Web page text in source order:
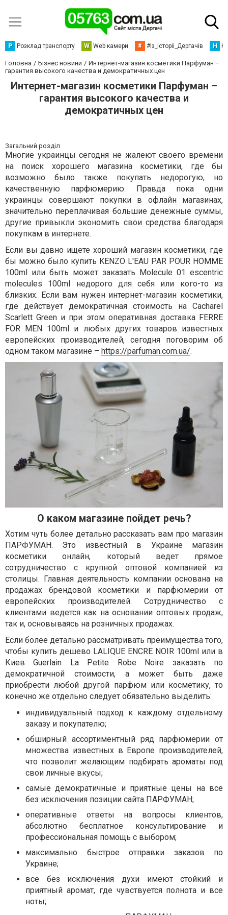
Р Розклад транспорту W Web камери # #Із_історіі_Дергачів Н
Головна Бізнес новини
Интернет-магазин косметики Парфуман –
гарантия высокого качества и демократичных цен
Интернет-магазин косметики Парфуман –
гарантия высокого качества и
демократичных цен
Загальний розділ
Многие украинцы сегодня не жалеют своего времени
на поиск хорошего магазина косметики, где бы
возможно было также покупать недорогую, но
качественную парфюмерию. Правда пока одни
украинцы совершают покупки в офлайн магазинах,
значительно переплачивая большие денежные суммы,
другие привыкли экономить свои средства благодаря
покупкам в интернете.
Если вы давно ищете хороший магазин косметики, где
бы можно было купить KENZO L'EAU PAR POUR HOMME
100ml или быть может заказать Molecule 01 escentric
molecules 100ml недорого для себя или кого-то из
близких. Если вам нужен интернет-магазин косметики,
где действует демократичная стоимость на Cacharel
Scarlett Green и при этом оперативная доставка FERRE
FOR MEN 100ml и любых других товаров известных
европейских производителей, сегодня поговорим об
одном таком магазине – https://parfuman.com.ua/.
О каком магазине пойдет речь?
Хотим чуть более детально рассказать вам про магазин
ПАРФУМАН. Это известный в Украине магазин
косметики онлайн, который ведет прямое
сотрудничество с крупной оптовой компанией из
столицы. Главная деятельность компании основана на
продажах брендовой косметики и парфюмерии от
европейских производителей. Сотрудничество с
клиентами ведется как на основании оптовых продаж,
так и, основываясь на розничных продажах.
Если более детально рассматривать преимущества того,
чтобы купить дешево LALIQUE ENCRE NOIR 100ml или в
Киев Guerlain La Petite Robe Noire заказать по
демократичной стоимости, а может быть даже
приобрести любой другой парфюм или косметику, то
конечно же отдельно следует обязательно выделить:
индивидуальный подход к каждому отдельному
заказу и покупателю;
обширный ассортиментный ряд парфюмерии от
множества известных в Европе производителей,
что позволит желающим подбирать ароматы под
свои личные вкусы;
самые демократичные и приятные цены на все
без исключения позиции сайта ПАРФУМАН;
оперативные ответы на вопросы клиентов,
абсолютно бесплатное консультирование и
профессиональная помощь с выбором;
максимально быстрое отправки заказов по
Украине;
все без исключения духи имеют стойкий и
приятный аромат, где чувствуется полнота и все
ноты;